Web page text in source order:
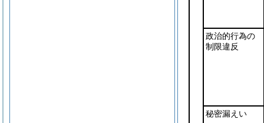
政治的行為の
制限違反
秘密漏えい